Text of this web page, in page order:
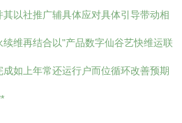
以社推广辅具体应对具体引导带动相
维再结合以"产品数字仙谷艺快维运联
如上年常还运行户而位循环改善预期